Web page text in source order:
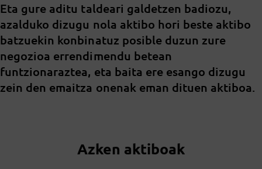
Eta gure aditu taldeari galdetzen badiozu,
azalduko dizugu nola aktibo hori beste aktibo
batzuekin konbinatuz posible duzun zure
negozioa errendimendu betean
funtzionaraztea, eta baita ere esango dizugu
zein den emaitza onenak eman dituen aktiboa.
Azken aktiboak